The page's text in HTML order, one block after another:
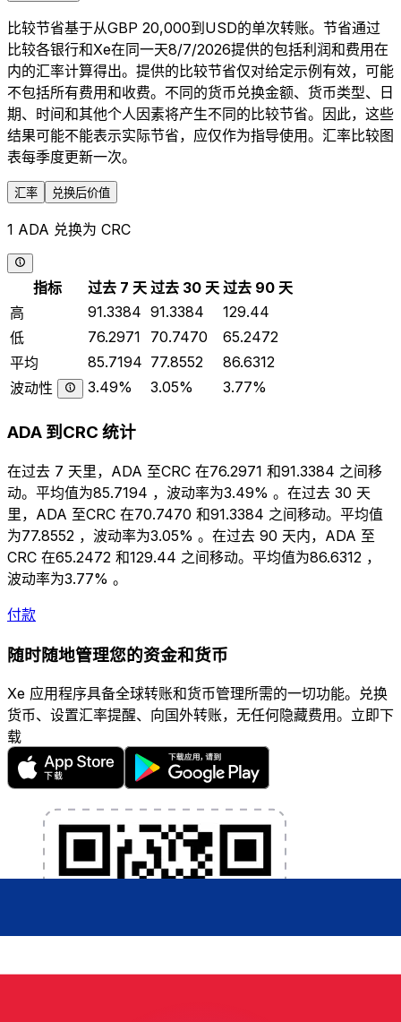
比较节省基于从GBP 20,000到USD的单次转账。节省通过
比较各银行和Xe在同一天8/7/2026提供的包括利润和费用在
内的汇率计算得出。提供的比较节省仅对给定示例有效，可能
不包括所有费用和收费。不同的货币兑换金额、货币类型、日
期、时间和其他个人因素将产生不同的比较节省。因此，这些
结果可能不能表示实际节省，应仅作为指导使用。汇率比较图
表每季度更新一次。
汇率 兑换后价值
1 ADA 兑换为 CRC
指标 过去 7 天 过去 30 天 过去 90 天
高
91.3384 91.3384
129.44
低
76.2971 70.7470
65.2472
平均
85.7194 77.8552
86.6312
波动性
3.49% 3.05% 3.77%
ADA 到CRC 统计
在过去 7 天里，ADA 至CRC 在76.2971 和91.3384 之间移
动。平均值为85.7194 ，波动率为3.49% 。在过去 30 天
里，ADA 至CRC 在70.7470 和91.3384 之间移动。平均值
为77.8552 ，波动率为3.05% 。在过去 90 天内，ADA 至
CRC 在65.2472 和129.44 之间移动。平均值为86.6312 ，
波动率为3.77% 。
付款
随时随地管理您的资金和货币
Xe 应用程序具备全球转账和货币管理所需的一切功能。兑换
货币、设置汇率提醒、向国外转账，无任何隐藏费用。立即下
载